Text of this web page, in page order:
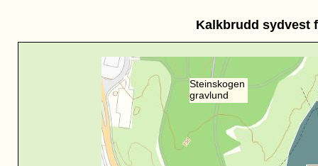
Kalkbrudd sydvest
Steinskogen
gravlund